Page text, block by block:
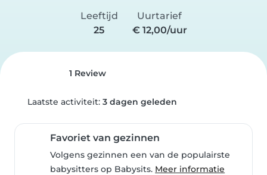
Leeftijd
25
Uurtarief
€ 12,00/uur
1 Review
Laatste activiteit: 3 dagen geleden
Favoriet van gezinnen
Volgens gezinnen een van de populairste
babysitters op Babysits. Meer informatie